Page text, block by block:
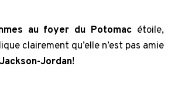
au foyer du Potomac étoile,
clairement qu’elle n’est pas amie
Jordan!